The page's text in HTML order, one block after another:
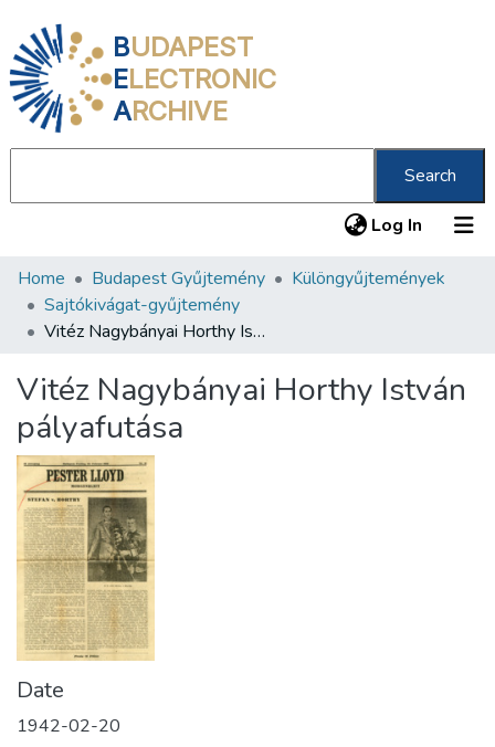
BUDAPEST
ELECTRONIC
ARCHIVE
Search
Log In (current)
Communities & Collections
All of DSpace
About us
Home Budapest Gyűjtemény
Különgyűjtemények
Sajtókivágat-gyűjtemény
Vitéz Nagybányai Horthy István pályafutása
Vitéz Nagybányai Horthy István
pályafutása
Date
1942-02-20